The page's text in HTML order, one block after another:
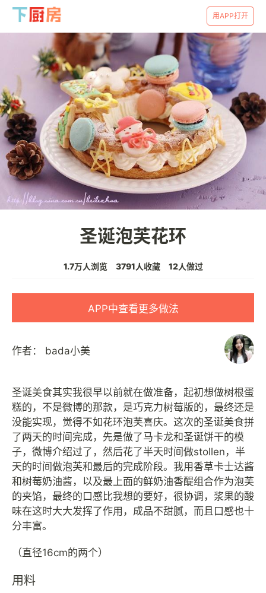
用APP打开
圣诞泡芙花环
1.7万人浏览 3791人收藏 12人做过
APP中查看更多做法
作者： bada小美
圣诞美食其实我很早以前就在做准备，起初想做树根蛋
糕的，不是微博的那款，是巧克力树莓版的，最终还是
没能实现，觉得不如花环泡芙喜庆。这次的圣诞美食拼
了两天的时间完成，先是做了马卡龙和圣诞饼干的模
子，微博介绍过了，然后花了半天时间做stollen，半
天的时间做泡芙和最后的完成阶段。我用香草卡士达酱
和树莓奶油酱，以及最上面的鲜奶油香醍组合作为泡芙
的夹馅，最终的口感比我想的要好，很协调，浆果的酸
味在这时大大发挥了作用，成品不甜腻，而且口感也十
分丰富。
用料